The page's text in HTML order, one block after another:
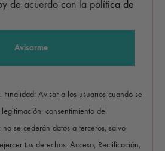
de acuerdo con la política de
Finalidad: Avisar a los usuarios cuando se
consentimiento del
no se cederán datos a terceros, salvo
tus derechos: Acceso, Rectificación,